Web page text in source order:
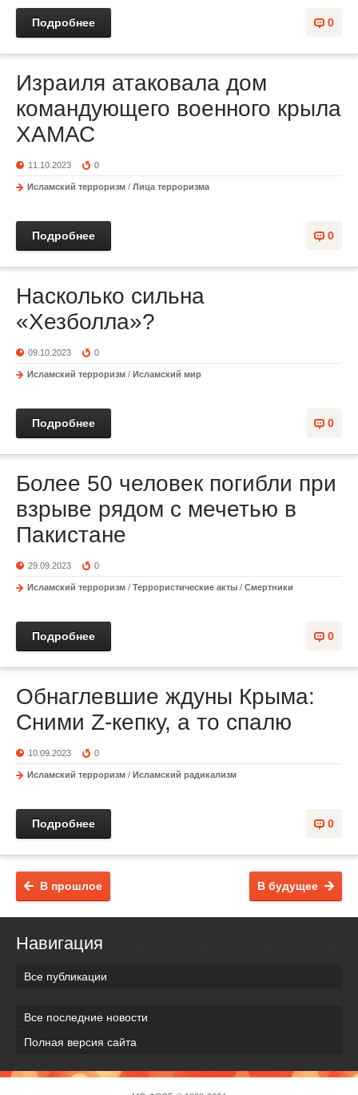
0
Подробнее
Израиля атаковала дом
командующего военного крыла
ХАМАС
11.10.2023 0
Исламский терроризм / Лица терроризма
0
Подробнее
Насколько сильна
«Хезболла»?
09.10.2023 0
Исламский терроризм / Исламский мир
0
Подробнее
Более 50 человек погибли при
взрыве рядом с мечетью в
Пакистане
29.09.2023 0
Исламский терроризм / Террористические акты / Смертники
0
Подробнее
Обнаглевшие ждуны Крыма:
Сними Z-кепку, а то спалю
10.09.2023 0
Исламский терроризм / Исламский радикализм
0
Подробнее
В будущее
В прошлое
Навигация
Все публикации
Все последние новости
Полная версия сайта